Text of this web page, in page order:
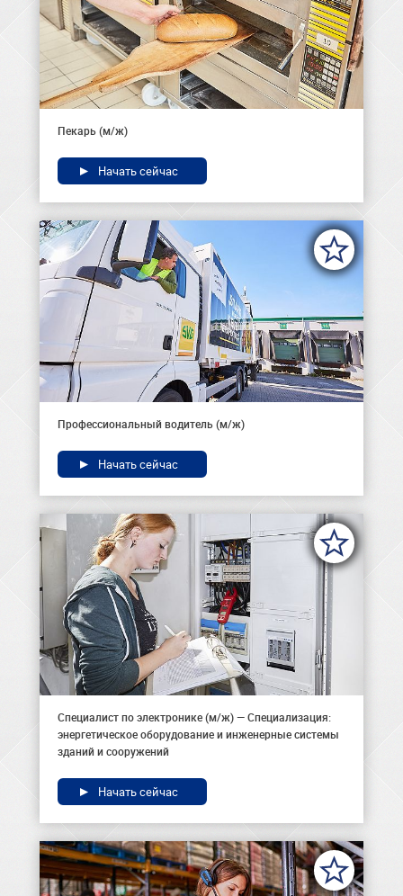
Пекарь (м/ж)
Начать сейчас
Профессиональный водитель (м/ж)
Начать сейчас
Специалист по электронике (м/ж) — Специализация:
энергетическое оборудование и инженерные системы
зданий и сооружений
Начать сейчас